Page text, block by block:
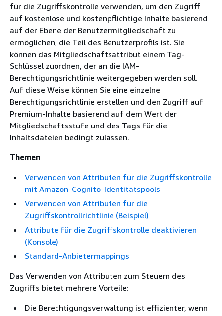
für die Zugriffskontrolle verwenden, um den Zugriff
auf kostenlose und kostenpflichtige Inhalte basierend
auf der Ebene der Benutzermitgliedschaft zu
ermöglichen, die Teil des Benutzerprofils ist. Sie
können das Mitgliedschaftsattribut einem Tag-
Schlüssel zuordnen, der an die IAM-
Berechtigungsrichtlinie weitergegeben werden soll.
Auf diese Weise können Sie eine einzelne
Berechtigungsrichtlinie erstellen und den Zugriff auf
Premium-Inhalte basierend auf dem Wert der
Mitgliedschaftsstufe und des Tags für die
Inhaltsdateien bedingt zulassen.
Themen
Verwenden von Attributen für die Zugriffskontrolle
mit Amazon-Cognito-Identitätspools
Verwenden von Attributen für die
Zugriffskontrollrichtlinie (Beispiel)
Attribute für die Zugriffskontrolle deaktivieren
(Konsole)
Standard-Anbietermappings
Das Verwenden von Attributen zum Steuern des
Zugriffs bietet mehrere Vorteile:
Die Berechtigungsverwaltung ist effizienter, wenn